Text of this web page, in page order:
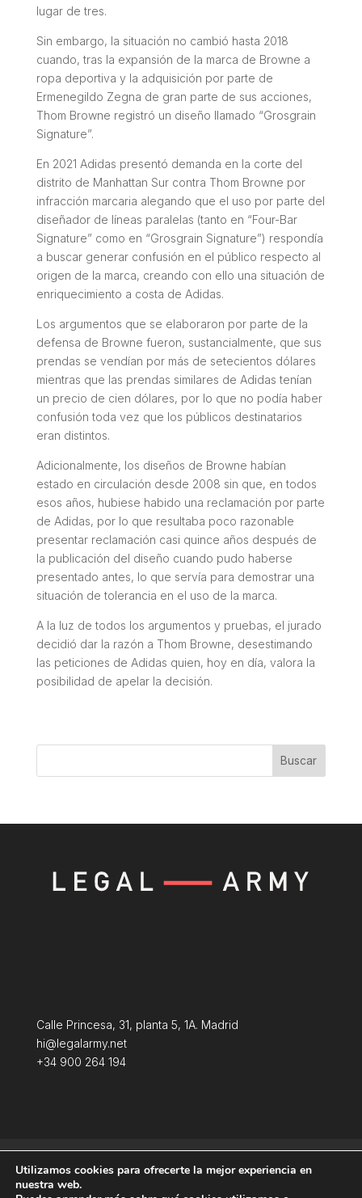
lugar de tres.
Sin embargo, la situación no cambió hasta 2018
cuando, tras la expansión de la marca de Browne a
ropa deportiva y la adquisición por parte de
Ermenegildo Zegna de gran parte de sus acciones,
Thom Browne registró un diseño llamado “Grosgrain
Signature”.
En 2021 Adidas presentó demanda en la corte del
distrito de Manhattan Sur contra Thom Browne por
infracción marcaria alegando que el uso por parte del
diseñador de líneas paralelas (tanto en “Four-Bar
Signature” como en “Grosgrain Signature”) respondía
a buscar generar confusión en el público respecto al
origen de la marca, creando con ello una situación de
enriquecimiento a costa de Adidas.
Los argumentos que se elaboraron por parte de la
defensa de Browne fueron, sustancialmente, que sus
prendas se vendían por más de setecientos dólares
mientras que las prendas similares de Adidas tenían
un precio de cien dólares, por lo que no podía haber
confusión toda vez que los públicos destinatarios
eran distintos.
Adicionalmente, los diseños de Browne habían
estado en circulación desde 2008 sin que, en todos
esos años, hubiese habido una reclamación por parte
de Adidas, por lo que resultaba poco razonable
presentar reclamación casi quince años después de
la publicación del diseño cuando pudo haberse
presentado antes, lo que servía para demostrar una
situación de tolerancia en el uso de la marca.
A la luz de todos los argumentos y pruebas, el jurado
decidió dar la razón a Thom Browne, desestimando
las peticiones de Adidas quien, hoy en día, valora la
posibilidad de apelar la decisión.
Buscar
Calle Princesa, 31, planta 5, 1A. Madrid
hi@legalarmy.net
+34 900 264 194
Terminos y condiciones
Política de Cookies
Utilizamos cookies para ofrecerte la mejor experiencia en
nuestra web.